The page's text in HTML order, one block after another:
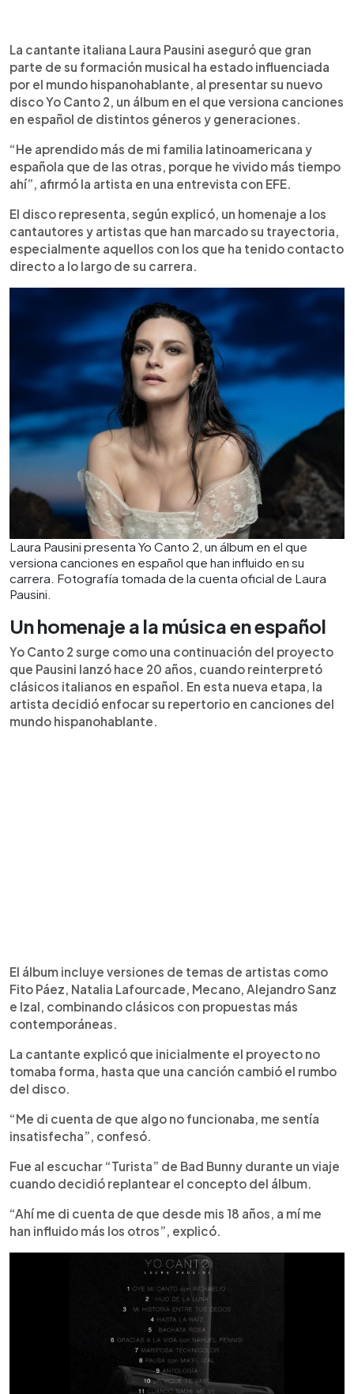
► Escuchar artículo
La cantante italiana Laura Pausini aseguró que gran
parte de su formación musical ha estado influenciada
por el mundo hispanohablante, al presentar su nuevo
disco Yo Canto 2, un álbum en el que versiona canciones
en español de distintos géneros y generaciones.
“He aprendido más de mi familia latinoamericana y
española que de las otras, porque he vivido más tiempo
ahí”, afirmó la artista en una entrevista con EFE.
El disco representa, según explicó, un homenaje a los
cantautores y artistas que han marcado su trayectoria,
especialmente aquellos con los que ha tenido contacto
directo a lo largo de su carrera.
Laura Pausini presenta Yo Canto 2, un álbum en el que
versiona canciones en español que han influido en su
carrera. Fotografía tomada de la cuenta oficial de Laura
Pausini.
Un homenaje a la música en español
Yo Canto 2 surge como una continuación del proyecto
que Pausini lanzó hace 20 años, cuando reinterpretó
clásicos italianos en español. En esta nueva etapa, la
artista decidió enfocar su repertorio en canciones del
mundo hispanohablante.
El álbum incluye versiones de temas de artistas como
Fito Páez, Natalia Lafourcade, Mecano, Alejandro Sanz
e Izal, combinando clásicos con propuestas más
contemporáneas.
La cantante explicó que inicialmente el proyecto no
tomaba forma, hasta que una canción cambió el rumbo
del disco.
“Me di cuenta de que algo no funcionaba, me sentía
insatisfecha”, confesó.
Fue al escuchar “Turista” de Bad Bunny durante un viaje
cuando decidió replantear el concepto del álbum.
“Ahí me di cuenta de que desde mis 18 años, a mí me
han influido más los otros”, explicó.